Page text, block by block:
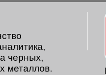
черных,
металлов.